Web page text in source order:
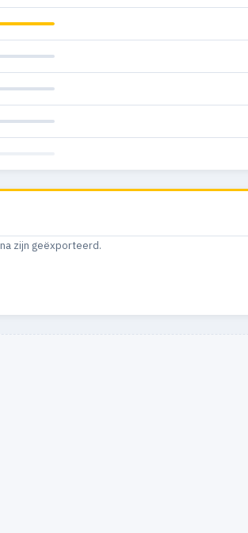
zijn geëxporteerd.